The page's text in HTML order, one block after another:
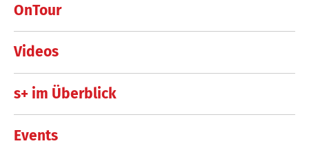
OnTour
Videos
s+ im Überblick
Events